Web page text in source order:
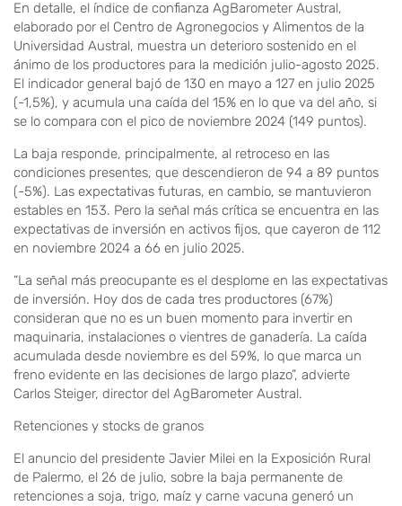
En detalle, el índice de confianza AgBarometer Austral,
elaborado por el Centro de Agronegocios y Alimentos de la
Universidad Austral, muestra un deterioro sostenido en el
ánimo de los productores para la medición julio-agosto 2025.
El indicador general bajó de 130 en mayo a 127 en julio 2025
(-1,5%), y acumula una caída del 15% en lo que va del año, si
se lo compara con el pico de noviembre 2024 (149 puntos).
La baja responde, principalmente, al retroceso en las
condiciones presentes, que descendieron de 94 a 89 puntos
(-5%). Las expectativas futuras, en cambio, se mantuvieron
estables en 153. Pero la señal más crítica se encuentra en las
expectativas de inversión en activos fijos, que cayeron de 112
en noviembre 2024 a 66 en julio 2025.
“La señal más preocupante es el desplome en las expectativas
de inversión. Hoy dos de cada tres productores (67%)
consideran que no es un buen momento para invertir en
maquinaria, instalaciones o vientres de ganadería. La caída
acumulada desde noviembre es del 59%, lo que marca un
freno evidente en las decisiones de largo plazo”, advierte
Carlos Steiger, director del AgBarometer Austral.
Retenciones y stocks de granos
El anuncio del presidente Javier Milei en la Exposición Rural
de Palermo, el 26 de julio, sobre la baja permanente de
retenciones a soja, trigo, maíz y carne vacuna generó un